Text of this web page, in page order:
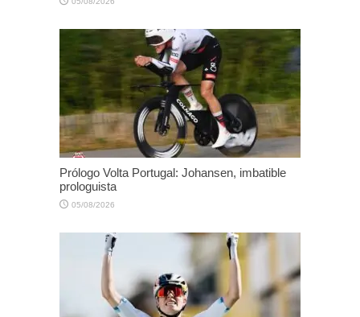
Prólogo Volta Portugal: Johansen, imbatible
prologuista
05/08/2026